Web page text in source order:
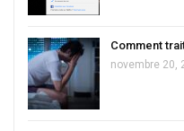
Comment
novembre 20,